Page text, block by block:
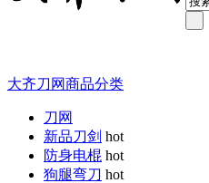
大齐刀网商品分类
刀网
新品刀剑 hot
防身电棍 hot
狗腿弯刀 hot